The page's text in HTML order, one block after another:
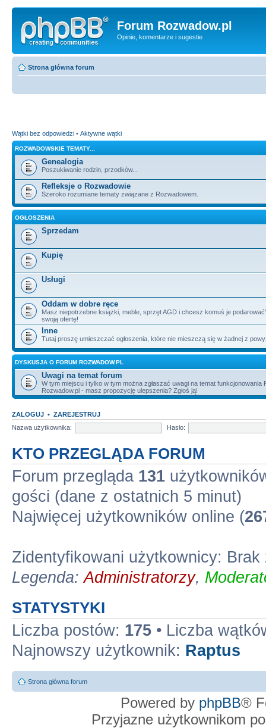
Forum Rozwadow.pl
Opinie, komentarze i sugestie
Strona główna forum
Wątki bez odpowiedzi • Aktywne wątki
ROZWADOWSKIE TEMATY...
Genealogia
Poszukiwanie rodzin, przodków...
Refleksje o Rozwadowie
Szeroko rozumiane tematy związane z Rozwadowem.
OGŁOSZENIA
Sprzedam
Kupię
Usługi
Oddam w dobre ręce
Masz niepotrzebne książki, meble, sprzęt AGD i chcesz komuś je
swoją ofertę!
Inne
Tutaj proszę umieszczać ogłoszenia, które nie mieszczą się w żadnej z
DYSKUSJA O FORUM ROZWADOW.PL
Uwagi na temat forum
W tym miejscu i tylko w tym można zgłaszać uwagi na temat funkcjonowania
Rozwadow.pl - masz propozycję ulepszenia? Zgłoś ją!
ZALOGUJ • ZAREJESTRUJ
Nazwa użytkownika:
Hasło:
KTO PRZEGLĄDA FORUM
Forum przegląda 131
gości (dane z ostatnich 5 minut)
Najwięcej użytkowników online (
Zidentyfikowani użytkownicy:
Legenda:Administratorzy,
STATYSTYKI
Liczba postów: 175 • Liczba
Najnowszy użytkownik: Raptus
Strona główna forum
Powered by phpBB®
Przyjazne użytkownikom